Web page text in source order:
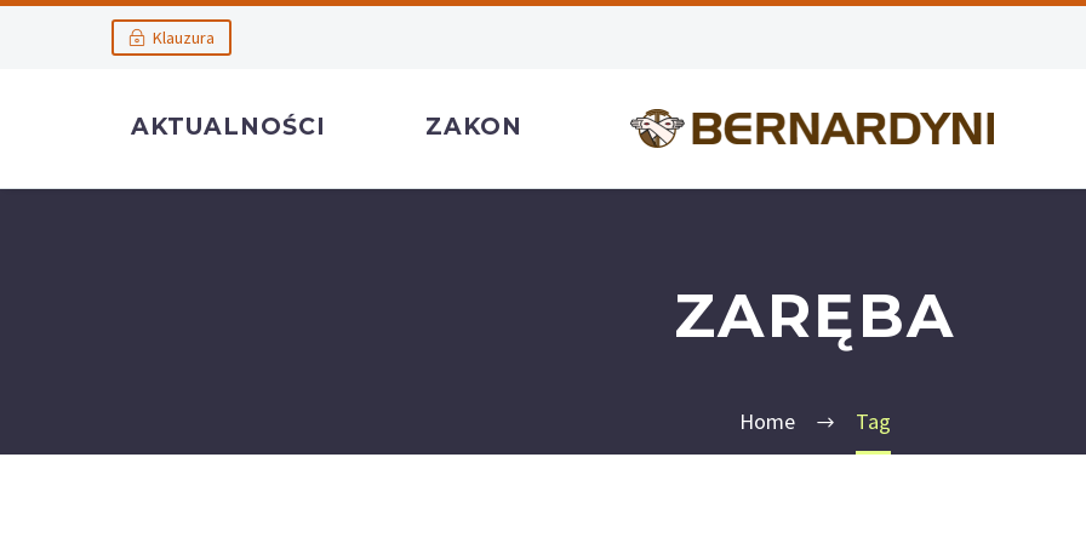
Klauzura
AKTUALNOŚCI ZAKON
ZARĘBA
Home Tag